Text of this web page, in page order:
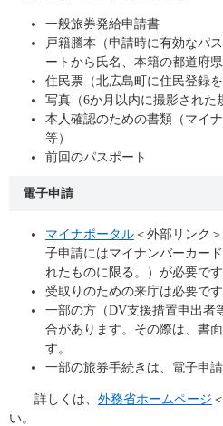
一般旅券発給申請書
戸籍謄本（申請時に有効なパ
ートから氏名、本籍の都道府
住民票（北広島町に住民登録
写真（6か月以内に撮影された
本人確認のための書類（マイ
等）
前回のパスポート
電子申請
マイナポータル ＜外部リンク＞
子申請にはマイナンバーカー
れたものに限る。）が必要です
受取りのための来庁は必要です
一部の方（DV支援措置申出者
合があります。その際は、書
す。
一部の旅券手続きは、電子申
詳しくは、 外務省ホームページ
い。